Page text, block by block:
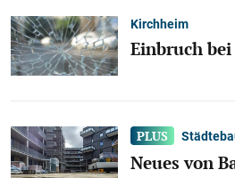
Kirchheim
Einbruch
Neues von